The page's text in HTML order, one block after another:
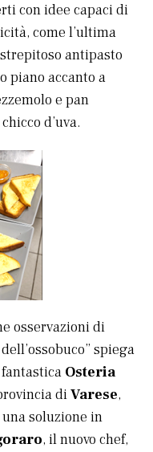
con idee capaci di
come l’ultima
antipasto
piano accanto a
e pan
d’uva.
osservazioni di
spiega
Osteria
diVarese,
soluzione in
, il nuovo chef,